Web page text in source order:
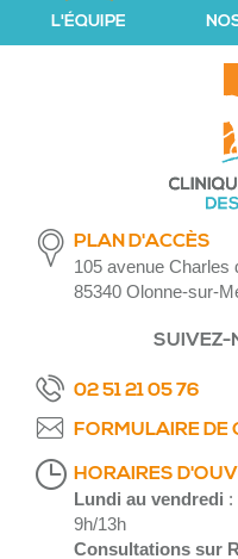
L'ÉQUIPE
PLAN D'ACCÈS
105 avenue Charles
85340 Olonne-sur-
SUIVEZ-
02 51 21 05 76
FORMULAIRE DE
HORAIRES
Lundi au vendredi :
9h/13h
Consultations sur